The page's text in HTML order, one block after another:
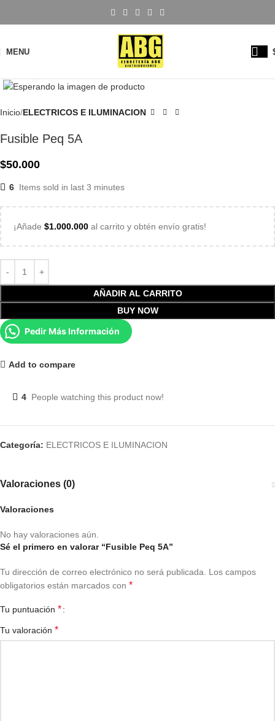
MENU
Inicio ELECTRICOS E ILUMINACION
Fusible Peq 5A
$50.000
6 Items sold in last 3 minutes
¡Añade $1.000.000 al carrito y obtén envío gratis!
AÑADIR AL CARRITO
BUY NOW
Pedir Más Información
Add to compare
4 People watching this product now!
Categoría: ELECTRICOS E ILUMINACION
Valoraciones (0)
Valoraciones
No hay valoraciones aún.
Sé el primero en valorar “Fusible Peq 5A”
Tu dirección de correo electrónico no será publicada. Los campos
obligatorios están marcados con *
Tu puntuación *
Tu valoración *